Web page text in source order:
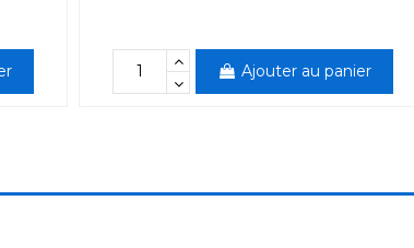
Ajouter au panier